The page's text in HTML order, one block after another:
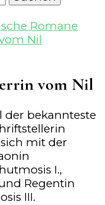
Romane
Nil
vom Nil
der bekannteste
mit der
I.,
Regentin
III.